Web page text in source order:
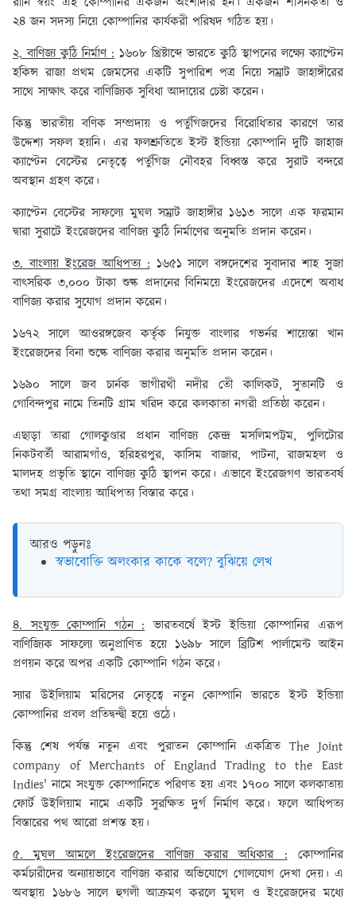
২৪ জন সদস্য নিয়ে কোম্পানির কার্যকরী পরিষদ গঠিত হয়।
২. বাণিজ্য কুঠি নির্মাণ : ১৬০৮ খ্রিষ্টাব্দে ভারতে কুঠি স্থাপনের লক্ষ্যে ক্যাপ্টেন
হকিন্স রাজা প্রথম জেমসের একটি সুপারিশ পত্র নিয়ে সম্রাট জাহাঙ্গীরের
সাথে সাক্ষাৎ করে বাণিজ্যিক সুবিধা আদায়ের চেষ্টা করেন।
কিন্তু ভারতীয় বণিক সম্প্রদায় ও পর্তুগিজদের বিরোধিতার কারণে তার
উদ্দেশ্য সফল হয়নি। এর ফলশ্রুতিতে ইস্ট ইন্ডিয়া কোম্পানি দুটি জাহাজ
ক্যাপ্টেন বেস্টের নেতৃত্বে পর্তুগিজ নৌবহর বিধ্বস্ত করে সুরাট বন্দরে
অবস্থান গ্রহণ করে।
ক্যাপ্টেন বেস্টের সাফল্যে মুঘল সম্রাট জাহাঙ্গীর ১৬১৩ সালে এক ফরমান
দ্বারা সুরাটে ইংরেজদের বাণিজ্য কুঠি নির্মাণের অনুমতি প্রদান করেন।
৩. বাংলায় ইংরেজ আধিপত্য :১৬৫১ সালে বঙ্গদেশের সুবাদার শাহ সুজা
বাৎসরিক ৩,০০০ টাকা শুল্ক প্রদানের বিনিময়ে ইংরেজদের এদেশে অবাধ
বাণিজ্য করার সুযোগ প্রদান করেন।
১৬৭২ সালে আওরঙ্গজেব কর্তৃক নিযুক্ত বাংলার গভর্নর শায়েস্তা খান
ইংরেজদের বিনা শুল্কে বাণিজ্য করার অনুমতি প্রদান করেন।
১৬৯০ সালে জব চার্নক ভাগীরথী নদীর তীে কালিকট, সুতানটি ও
গোবিন্দপুর নামে তিনটি গ্রাম খরিদ করে কলকাতা নগরী প্রতিষ্ঠা করেন।
এছাড়া তারা গোলকুণ্ডার প্রধান বাণিজ্য কেন্দ্র মসলিমপট্টম, পুলিটোর
নিকটবর্তী আরামগাঁও, হরিহরপুর, কাসিম বাজার, পাটনা, রাজমহল ও
মালদহ প্রভৃতি স্থানে বাণিজ্য কুঠি স্থাপন করে। এভাবে ইংরেজগণ ভারতবর্ষ
তথা সমগ্র বাংলায় আধিপত্য বিস্তার করে।
আরও পড়ুনঃ
স্বভাবোক্তি অলংকার কাকে বলে? বুঝিয়ে লেখ
৪. সংযুক্ত কোম্পানি গঠন :ভারতবর্ষে ইস্ট ইন্ডিয়া কোম্পানির এরূপ
বাণিজ্যিক সাফল্যে অনুপ্রাণিত হয়ে ১৬৯৮ সালে ব্রিটিশ পার্লামেন্ট আইন
প্রণয়ন করে অপর একটি কোম্পানি গঠন করে।
স্যার উইলিয়াম মরিসের নেতৃত্বে নতুন কোম্পানি ভারতে ইস্ট ইন্ডিয়া
কোম্পানির প্রবল প্রতিদ্বন্দ্বী হয়ে ওঠে।
কিন্তু শেষ পর্যন্ত নতুন এবং পুরাতন কোম্পানি একত্রিত The Joint
company of Merchants of England Trading to the East
Indies' নামে সংযুক্ত কোম্পানিতে পরিণত হয় এবং ১৭০০ সালে কলকাতায়
ফোর্ট উইলিয়াম নামে একটি সুরক্ষিত দুর্গ নির্মাণ করে। ফলে আধিপত্য
বিস্তারের পথ আরো প্রশস্ত হয়।
৫. মুঘল আমলে ইংরেজদের বাণিজ্য করার অধিকার :কোম্পানির
কর্মচারীদের অন্যায়ভাবে বাণিজ্য করার অভিযোগে গোলযোগ দেখা দেয়। এ
অবস্থায় ১৬৮৬ সালে হুগলী আক্রমণ করলে মুঘল ও ইংরেজদের মধ্যে